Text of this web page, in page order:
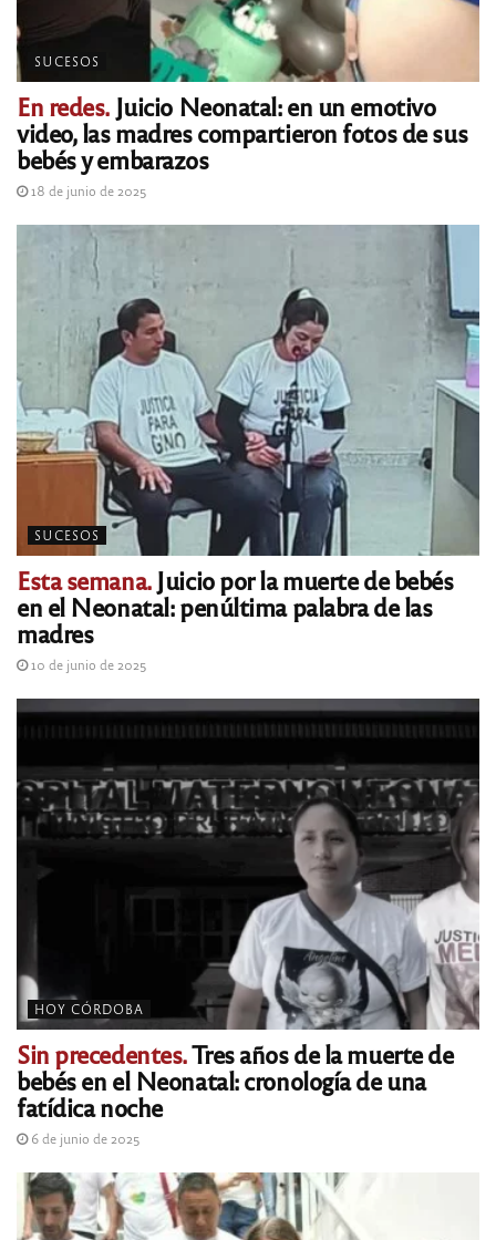
SUCESOS
En redes. Juicio Neonatal: en un emotivo
video, las madres compartieron fotos de sus
bebés y embarazos
18 de junio de 2025
SUCESOS
Esta semana.Juicio por la muerte de bebés
en el Neonatal: penúltima palabra de las
madres
10 de junio de 2025
HOY CÓRDOBA
Sin precedentes.Tres años de la muerte de
bebés en el Neonatal: cronología de una
fatídica noche
6 de junio de 2025